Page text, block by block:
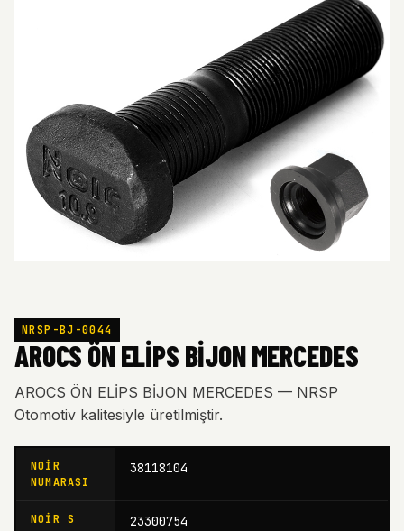
NRSP-BJ-0044
AROCS ÖN ELİPS BİJON MERCEDES
AROCS ÖN ELİPS BİJON MERCEDES — NRSP
Otomotiv kalitesiyle üretilmiştir.
NOIR
NUMARASI
38118104
NOIR S 23300754